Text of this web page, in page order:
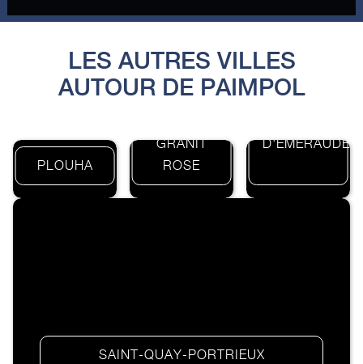
LES AUTRES VILLES
AUTOUR DE PAIMPOL
PLOUHA
GRANIT
ROSE
D'ÉMERAUDE
SAINT-QUAY-PORTRIEUX